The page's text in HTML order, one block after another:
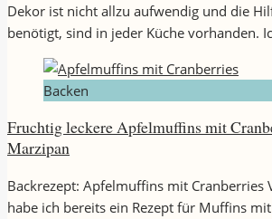
Dekor ist nicht allzu aufwendig und die
benötigt, sind in jeder Küche vorhanden.
Backen
Fruchtig leckere Apfelmuffins mit
Marzipan
Backrezept: Apfelmuffins mit Cranberries
habe ich bereits ein Rezept für Muffins